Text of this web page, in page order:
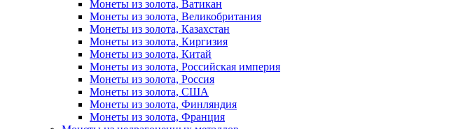
Монеты из золота, Ватикан
Монеты из золота, Великобритания
Монеты из золота, Казахстан
Монеты из золота, Киргизия
Монеты из золота, Китай
Монеты из золота, Российская империя
Монеты из золота, Россия
Монеты из золота, США
Монеты из золота, Финляндия
Монеты из золота, Франция